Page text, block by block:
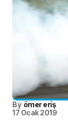
By ömer eriş
17 Ocak 2019